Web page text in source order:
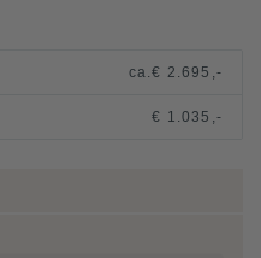
ca.€ 2.695,-
€ 1.035,-